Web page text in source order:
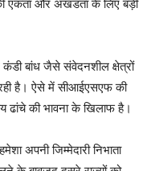
एकता और अखंडता के लिए बड़ी
बांध जैसे संवेदनशील क्षेत्रों
है। ऐसे में सीआईएसएफ की
ढांचे की भावना के खिलाफ है।
अपनी जिम्मेदारी निभाता